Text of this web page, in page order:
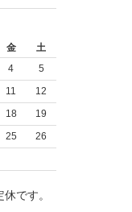
金
土
4
5
11
12
18
19
25
26
です。